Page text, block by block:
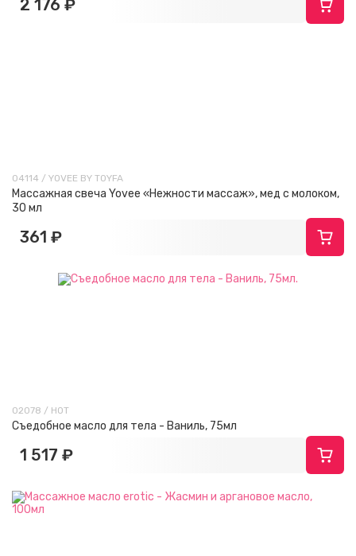
2 176 ₽
04114 / YOVEE BY TOYFA
Массажная свеча Yovee «Нежности массаж», мед с молоком,
30 мл
361 ₽
02078 / HOT
Съедобное масло для тела - Ваниль, 75мл
1 517 ₽